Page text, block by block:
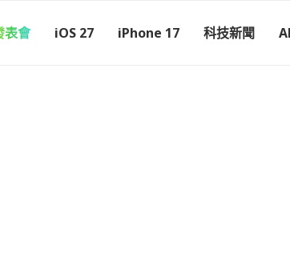
表會 iOS 27 iPhone 17 科技新聞